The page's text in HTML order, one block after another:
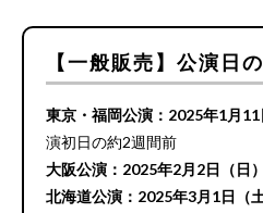
【一般販売】公演日
東京・福岡公演：2025年1月
演初日の約2週間前
大阪公演：2025年2月2日（日
北海道公演：2025年3月1日（